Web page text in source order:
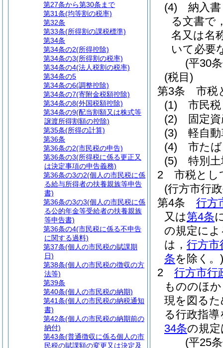
(4)
納入
る文書で
名又は名
いて必要
(平30
(税目)
第3条
市税
(1)
市民税
(2)
固定
(3)
軽自
(4)
市た
(5)
特別
2
市税とし
(行方市行
第4条
行方
又は第4条
の規定に
は， 行方市
条を除く。)
2
行方市行
もののほ
現を図る
る行政指
34条の規
(平25
第27条から第30条まで
第31条(均等割の税率)
第32条
第33条(所得割の課税標準)
第34条
第34条の2(所得控除)
第34条の3(所得割の税率)
第34条の4(法人税割の税率)
第34条の5
第34条の6(調整控除)
第34条の7(寄附金税額控除)
第34条の8(外国税額控除)
第34条の9(配当割額又は株式等
譲渡所得割額の控除)
第35条(所得の計算)
第36条
第36条の2(市民税の申告)
第36条の3(所得税に係る更正又
は決定事項の申告義務)
第36条の3の2(個人の市民税に係
る給与所得者の扶養親族等申告
書)
第36条の3の3(個人の市民税に係
る公的年金等受給者の扶養親族
等申告書)
第36条の4(市民税に係る不申告
に関する過料)
第37条(個人の市民税の賦課期
日)
第38条(個人の市民税の徴収の方
法等)
第39条
第40条(個人の市民税の納期)
第41条(個人の市民税の納税通知
書)
第42条(個人の市民税の納期前の
納付)
第43条(普通徴収に係る個人の市
民税の賦課額の変更又は決定及